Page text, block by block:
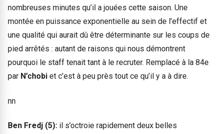
nombreuses minutes qu’il a jouées cette saison. Une
montée en puissance exponentielle au sein de l’effectif et
une qualité qui aurait dû être déterminante sur les coups de
pied arrêtés : autant de raisons qui nous démontrent
pourquoi le staff tenait tant à le recruter. Remplacé à la 84e
par N’chobi et c’est à peu près tout ce qu’il y a à dire.
nn
Ben Fredj (5): il s’octroie rapidement deux belles